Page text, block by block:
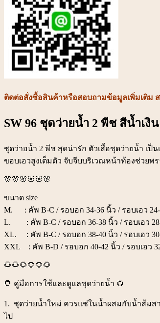
ติดต่อสั่งซื้อสินค้าหรือสอบถามข้อมูลเพิ่มเติม ส
SW 96 ชุดว่ายน้ำ 2 พีช สีน้ำเงิ
ชุดว่ายน้ำ 2 พีช สุดน่ารัก ตัวเสื้อชุดว่ายน้ำ เป็
ขอบเอวสูงเต็มตัว จับจีบบริเวณหน้าท้องช่วยพ
🌸🌸🌸🌸🌸🌸
ขนาด size
M. : คัพ B-C / รอบอก 34-36 นิ้ว / รอบเอว
L. : คัพ B-C / รอบอก 36-38 นิ้ว / รอบเอว
XL. : คัพ B-C / รอบอก 38-40 นิ้ว / รอบเอว
XXL : คัพ B-D / รอบอก 40-42 นิ้ว / รอบเอว
🌻🌻🌻🌻🌻🌻
🌻 คู่มือการใช้และดูแลชุดว่ายน้ำ 🌻
1. ชุดว่ายน้ำใหม่ ควรแช่ในน้ำผสมกับน้ำส้มส
ไป